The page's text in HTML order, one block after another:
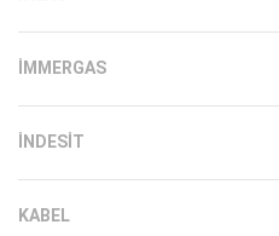
İMMERGAS
INDESIT
KABEL